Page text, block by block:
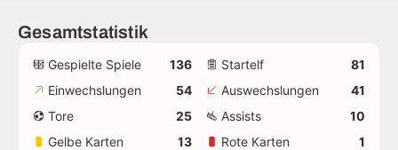
Gesamtstatistik
Gespielte Spiele 136 Startelf
81
Einwechslungen
54 Auswechslungen
41
Tore
25 Assists
10
Gelbe Karten
13 Rote Karten 1